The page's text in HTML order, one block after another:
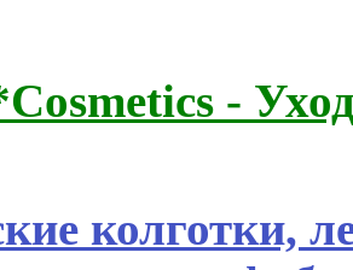
-
колготки,